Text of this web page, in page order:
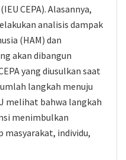
CEPA). Alasannya,
analisis dampak
(HAM) dan
akan dibangun
yang diusulkan saat
langkah menuju
melihat bahwa langkah
menimbulkan
masyarakat, individu,